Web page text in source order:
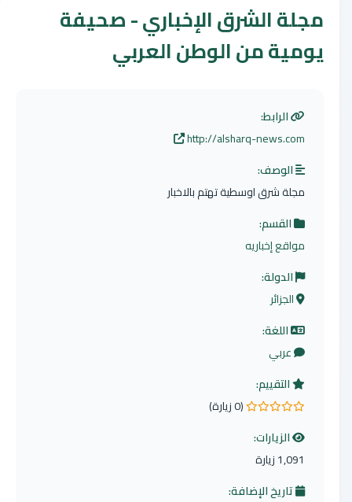
مجلة الشرق الإخباري - صحيفة
يومية من الوطن العربي
الرابط:
http://alsharq-news.com
الوصف:
مجلة شرق اوسطية تهتم بالاخبار
القسم:
مواقع إخباريه
الدولة:
الجزائر
اللغة:
عربي
التقييم:
0.0 من 5 نجوم
(0 زيارة)
الزيارات:
1,091 زيارة
تاريخ الإضافة: